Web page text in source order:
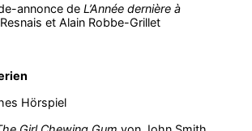
annonce de L’Année dernière à
Resnais et Alain Robbe-Grillet
Hörspiel